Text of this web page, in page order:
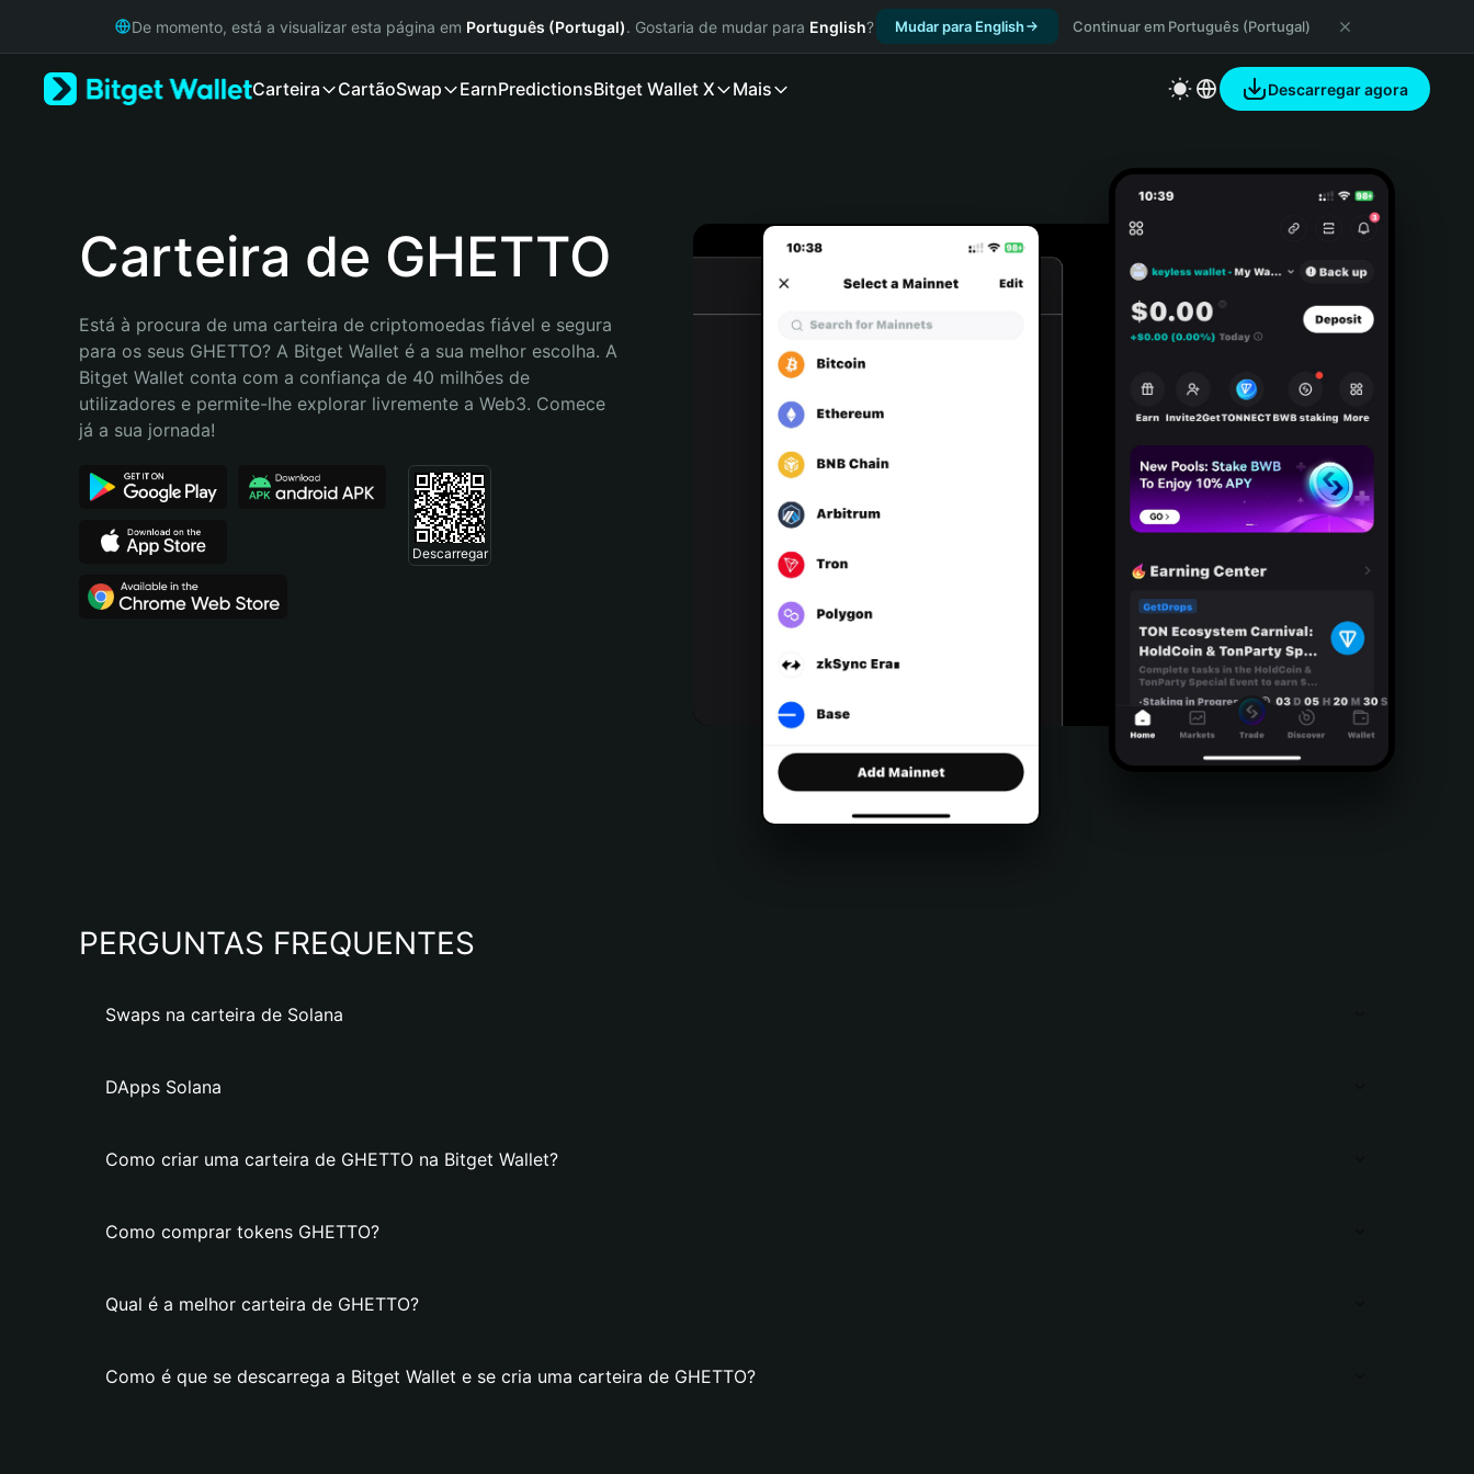
Русский
Bahasa Indonesia
Español (Argentina)
De momento, está a visualizar esta página em Português (Portugal). Gostaria de mudar para English? Mudar para English Continuar em Português (Portugal)
Carteira CartãoSwap EarnPredictionsBitget Wallet X Mais Descarregar agora
Carteira de GHETTO
Está à procura de uma carteira de criptomoedas fiável e segura
para os seus GHETTO? A Bitget Wallet é a sua melhor escolha. A
Bitget Wallet conta com a confiança de 40 milhões de
utilizadores e permite-lhe explorar livremente a Web3. Comece
já a sua jornada!
Descarregar
PERGUNTAS FREQUENTES
Swaps na carteira de Solana
DApps Solana
Como criar uma carteira de GHETTO na Bitget Wallet?
Como comprar tokens GHETTO?
Qual é a melhor carteira de GHETTO?
Como é que se descarrega a Bitget Wallet e se cria uma carteira de GHETTO?